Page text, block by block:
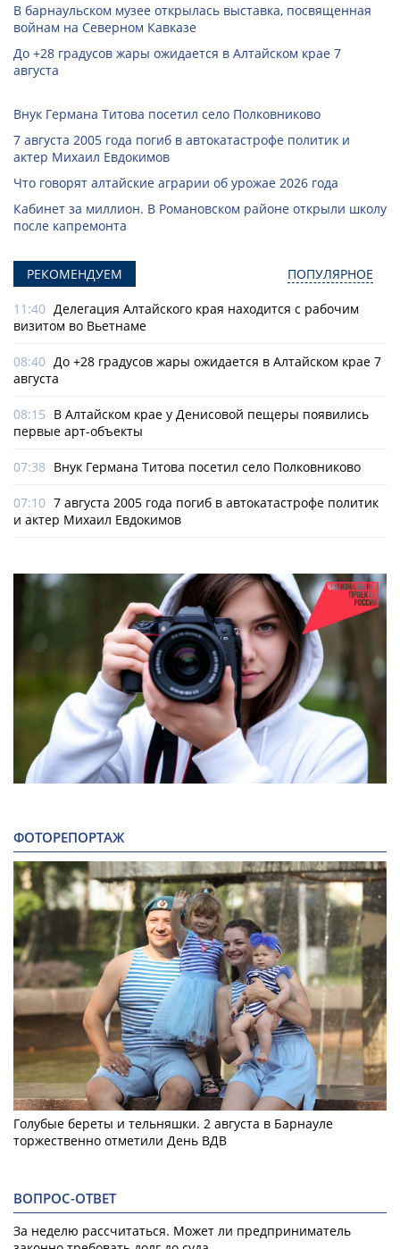
В барнаульском музее открылась выставка, посвященная
войнам на Северном Кавказе
До +28 градусов жары ожидается в Алтайском крае 7
августа
Внук Германа Титова посетил село Полковниково
7 августа 2005 года погиб в автокатастрофе политик и
актер Михаил Евдокимов
Что говорят алтайские аграрии об урожае 2026 года
Кабинет за миллион. В Романовском районе открыли школу
после капремонта
РЕКОМЕНДУЕМ ПОПУЛЯРНОЕ
11:40 Делегация Алтайского края находится с рабочим
визитом во Вьетнаме
08:40 До +28 градусов жары ожидается в Алтайском крае 7
августа
08:15 В Алтайском крае у Денисовой пещеры появились
первые арт-объекты
07:38 Внук Германа Титова посетил село Полковниково
07:10 7 августа 2005 года погиб в автокатастрофе политик
и актер Михаил Евдокимов
ФОТОРЕПОРТАЖ
Голубые береты и тельняшки. 2 августа в Барнауле
торжественно отметили День ВДВ
ВОПРОС-ОТВЕТ
За неделю рассчитаться. Может ли предприниматель